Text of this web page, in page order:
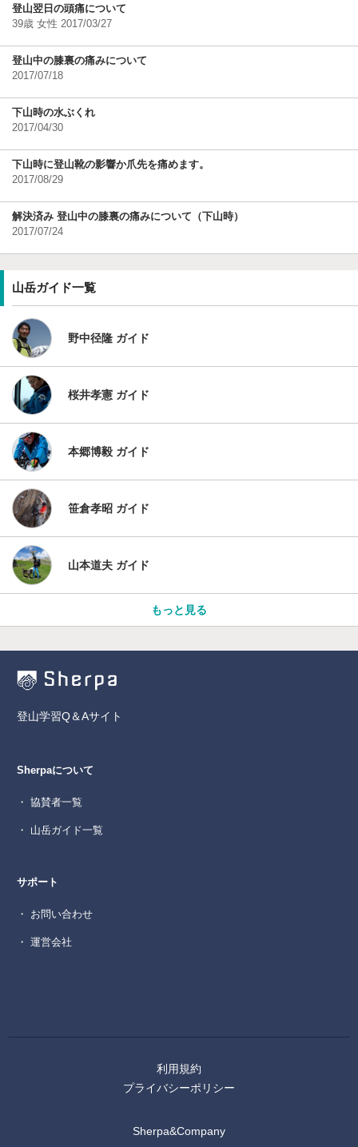
登山翌日の頭痛について
39歳 女性 2017/03/27
登山中の膝裏の痛みについて
2017/07/18
下山時の水ぶくれ
2017/04/30
下山時に登山靴の影響か爪先を痛めます。
2017/08/29
解決済み 登山中の膝裏の痛みについて（下山時）
2017/07/24
山岳ガイド一覧
野中径隆 ガイド
桜井孝憲 ガイド
本郷博毅 ガイド
笹倉孝昭 ガイド
山本道夫 ガイド
もっと見る
登山学習Q＆Aサイト
Sherpaについて
・ 協賛者一覧
・ 山岳ガイド一覧
サポート
・ お問い合わせ
・ 運営会社
利用規約
プライバシーポリシー
Sherpa&Company